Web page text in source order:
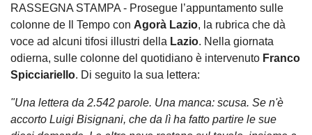
RASSEGNA STAMPA - Prosegue l’appuntamento sulle
colonne de Il Tempo con Agorà Lazio, la rubrica che dà
voce ad alcuni tifosi illustri della Lazio. Nella giornata
odierna, sulle colonne del quotidiano è intervenuto Franco
Spicciariello. Di seguito la sua lettera:
"Una lettera da 2.542 parole. Una manca: scusa. Se n'è
accorto Luigi Bisignani, che da lì ha fatto partire le sue